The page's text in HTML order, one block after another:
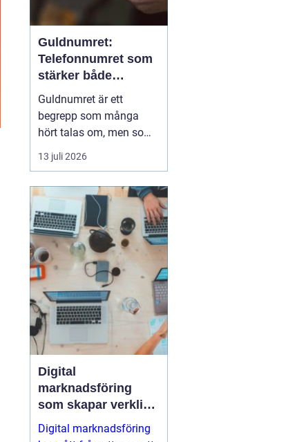
Guldnumret:
Telefonnumret som
stärker både
varumärke och
vardag
Guldnumret är ett
begrepp som många
hört talas om, men som
färre har funderat
igenom strategiskt. Med
och ofta symmetriskt
telefonnummer kan
både företag och
privatpersoner göra
kommuni...
13 juli 2026
Digital
marknadsföring
som skapar verkliga
resultat
Digital marknadsföring